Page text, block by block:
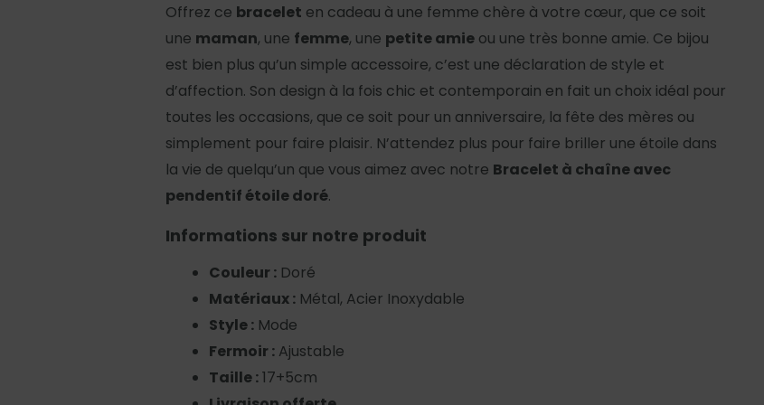
Offrez ce bracelet en cadeau à une femme chère à votre cœur, que ce soit
une maman, une femme, une petite amie ou une très bonne amie. Ce bijou
est bien plus qu’un simple accessoire, c’est une déclaration de style et
d’affection. Son design à la fois chic et contemporain en fait un choix idéal pour
toutes les occasions, que ce soit pour un anniversaire, la fête des mères ou
simplement pour faire plaisir. N’attendez plus pour faire briller une étoile dans
la vie de quelqu’un que vous aimez avec notre Bracelet à chaîne avec
pendentif étoile doré.
Informations sur notre produit
Couleur : Doré
Matériaux : Métal, Acier Inoxydable
Style : Mode
Fermoir : Ajustable
Taille :17+5cm